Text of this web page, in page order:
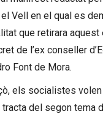
Vell en el qual es
que retirara aquest
de l’ex conseller
Font de Mora.
els socialistes
del segon tema